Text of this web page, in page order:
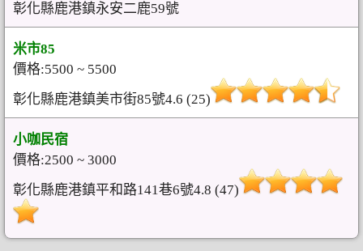
彰化縣鹿港鎮永安二鹿59號
米市85
價格:5500 ~ 5500
彰化縣鹿港鎮美市街85號4.6 (25)
小咖民宿
價格:2500 ~ 3000
彰化縣鹿港鎮平和路141巷6號4.8 (47)